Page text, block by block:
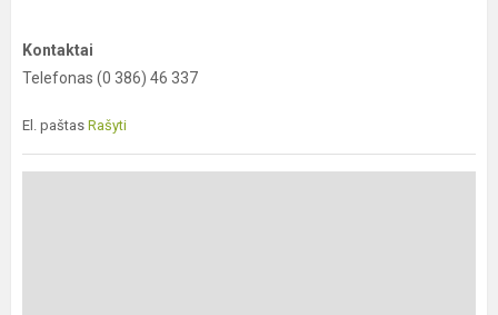
Kontaktai
Telefonas (0 386) 46 337
El. paštas Rašyti